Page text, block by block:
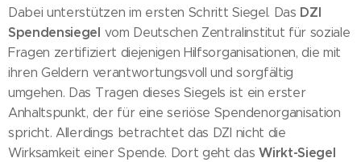
Dabei unterstützen im ersten Schritt Siegel. Das DZI
Spendensiegel vom Deutschen Zentralinstitut für soziale
Fragen zertifiziert diejenigen Hilfsorganisationen, die mit
ihren Geldern verantwortungsvoll und sorgfältig
umgehen. Das Tragen dieses Siegels ist ein erster
Anhaltspunkt, der für eine seriöse Spendenorganisation
spricht. Allerdings betrachtet das DZI nicht die
Wirksamkeit einer Spende. Dort geht dasWirkt-Siegel